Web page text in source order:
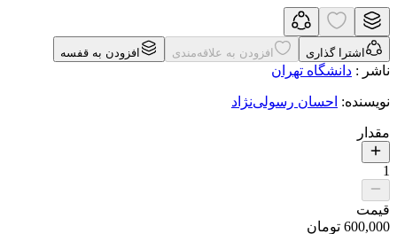
اشترا گذاری افزودن به علاقه‌مندی افزودن به قفسه
ناشر : دانشگاه تهران
نویسنده: احسان رسولی‌نژاد
مقدار
1
قیمت
600,000 تومان